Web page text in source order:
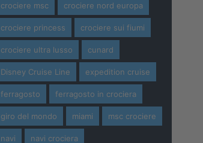
crociere msc crociere nord europa
crociere princess crociere sui fiumi
crociere ultra lusso cunard
Disney Cruise Line expedition cruise
ferragosto ferragosto in crociera
giro del mondo miami msc crociere
navi navi crociera